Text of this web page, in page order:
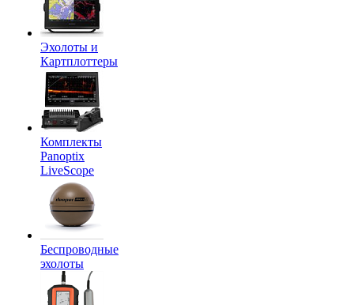
Эхолоты и
Картплоттеры
Комплекты
Panoptix
LiveScope
Беспроводные
эхолоты